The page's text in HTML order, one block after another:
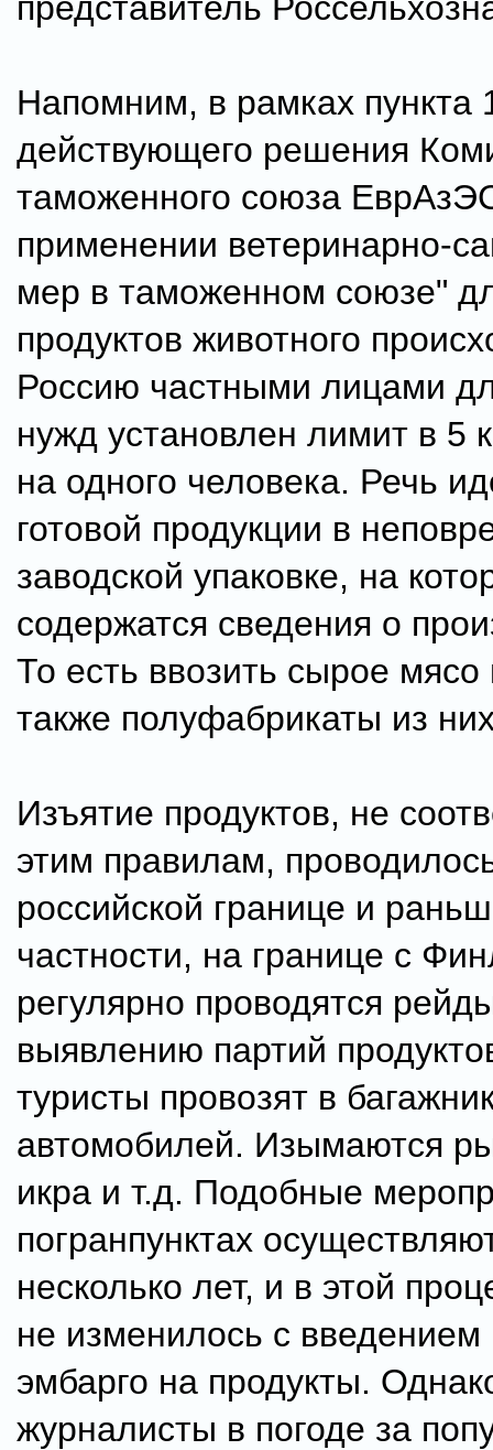
Напомним, в рамках пункта
действующего решения
таможенного союза
применении ветеринарно-
мер в таможенном союзе"
продуктов животного
Россию частными лицами
нужд установлен лимит в 5
на одного человека. Речь
готовой продукции в
заводской упаковке, на
содержатся сведения о
То есть ввозить сырое
также полуфабрикаты из
Изъятие продуктов, не
этим правилам,
российской границе и
частности, на границе с
регулярно проводятся
выявлению партий
туристы провозят в
автомобилей. Изымаются
икра и т.д. Подобные
погранпунктах
несколько лет, и в этой
не изменилось с введением
эмбарго на продукты.
журналисты в погоде за